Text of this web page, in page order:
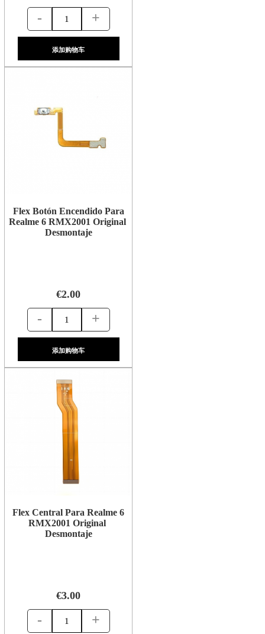
- +
添加购物车
Flex Botón Encendido Para
Realme 6 RMX2001 Original
Desmontaje
€2.00
- +
添加购物车
Flex Central Para Realme 6
RMX2001 Original
Desmontaje
€3.00
- +